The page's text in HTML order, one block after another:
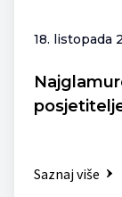
18. listopada
Saznaj više